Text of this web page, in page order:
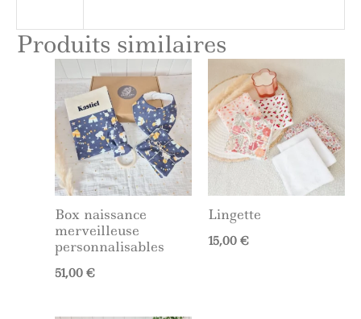
Produits similaires
Box naissance
merveilleuse
personnalisables
51,00 €
Lingette
15,00 €